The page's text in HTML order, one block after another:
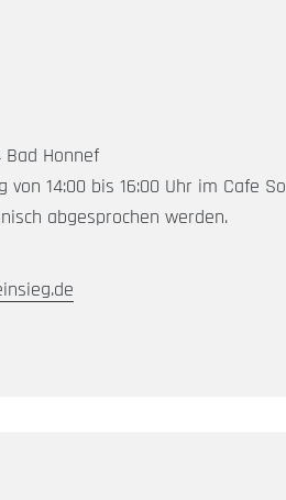
Bad Honnef
von 14:00 bis 16:00 Uhr im Cafe
abgesprochen werden.